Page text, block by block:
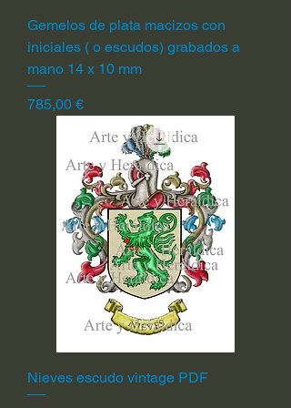
Gemelos de plata macizos con
iniciales ( o escudos) grabados a
mano 14 x 10 mm
Precio
785,00 €
Nieves escudo vintage PDF